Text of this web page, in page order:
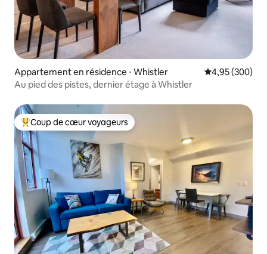
Appartement en résidence ⋅ Whistler Évaluation
4,95 (300)
Au pied des pistes, dernier étage à Whistler
Coups de cœur voyageurs les plus appréciés
Coup de cœur voyageurs